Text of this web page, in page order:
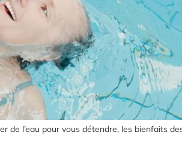
l’eau pour vous détendre, les bienfaits